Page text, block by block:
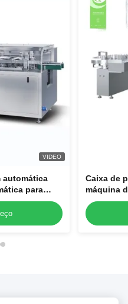
VIDEO
automática
para
Caixa de
máquina
tubos